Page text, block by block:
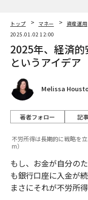
トップ マネー 資産運用
2025.01.02 12:00
2025年、経済的
というアイデア
Melissa
著者フォロー 記
不労所得は長期的に戦略を
m）
もし、お金が自分の
も銀行口座に入金が
まさにそれが不労所